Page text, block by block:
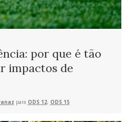
por que é tão
impactos de
para ODS 12, ODS 15